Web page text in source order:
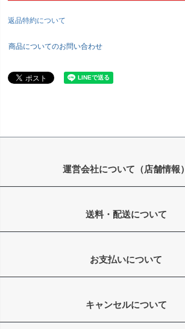
返品特約について
商品についてのお問い合わせ
運営会社について（店舗情報）
送料・配送について
お支払いについて
キャンセルについて